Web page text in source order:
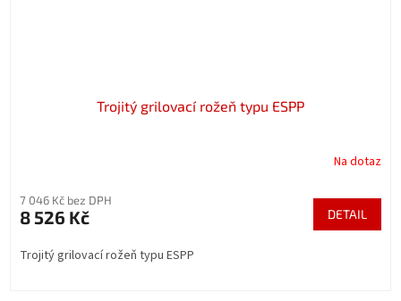
Trojitý grilovací rožeň typu ESPP
Na dotaz
7 046 Kč bez DPH
8 526 Kč DETAIL
Trojitý grilovací rožeň typu ESPP